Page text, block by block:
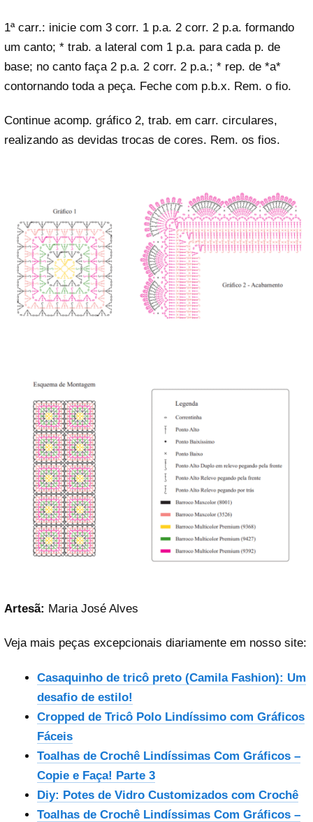
1ª carr.: inicie com 3 corr. 1 p.a. 2 corr. 2 p.a. formando
um canto; * trab. a lateral com 1 p.a. para cada p. de
base; no canto faça 2 p.a. 2 corr. 2 p.a.; * rep. de *a*
contornando toda a peça. Feche com p.b.x. Rem. o fio.
Continue acomp. gráfico 2, trab. em carr. circulares,
realizando as devidas trocas de cores. Rem. os fios.
Artesã: Maria José Alves
Veja mais peças excepcionais diariamente em nosso site:
Casaquinho de tricô preto (Camila Fashion): Um
desafio de estilo!
Cropped de Tricô Polo Lindíssimo com Gráficos
Fáceis
Toalhas de Crochê Lindíssimas Com Gráficos –
Copie e Faça! Parte 3
Diy: Potes de Vidro Customizados com Crochê
Toalhas de Crochê Lindíssimas Com Gráficos –